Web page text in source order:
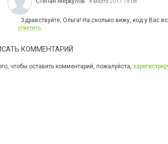
Здравствуйте, Ольга! На сколько вижу, код у Вас
ответить
КОММЕНТАРИЙ
чтобы оставить комментарий, пожалуйста,